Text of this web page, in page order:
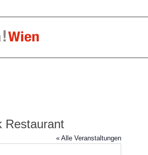
Restaurant
« Alle Veranstaltungen